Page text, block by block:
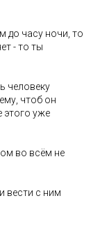
до часу ночи, то
- то ты
человеку
чтоб он
этого уже
во всём не
вести с ним